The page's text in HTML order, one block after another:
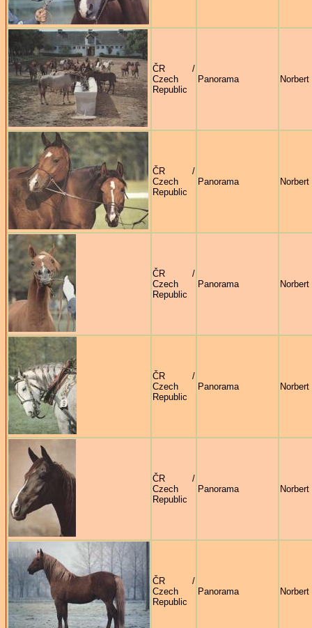
ČR /
Czech
Republic
Panorama
ČR /
Czech
Republic
Panorama
ČR /
Czech
Republic
Panorama
ČR /
Czech
Republic
Panorama
ČR /
Czech
Republic
Panorama
ČR /
Czech
Republic
Panorama